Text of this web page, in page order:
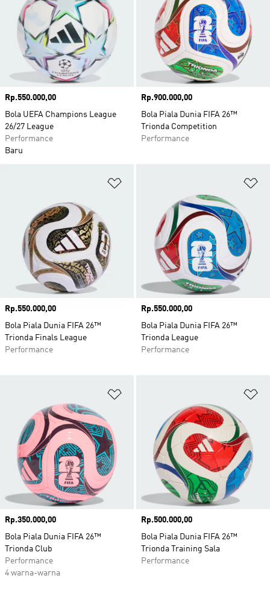
Harga
Rp.550.000,00
Bola UEFA Champions League
26/27 League
Performance
Baru
Harga
Rp.900.000,00
Bola Piala Dunia FIFA 26™
Trionda Competition
Performance
Harga
Rp.550.000,00
Bola Piala Dunia FIFA 26™
Trionda Finals League
Performance
Harga
Rp.550.000,00
Bola Piala Dunia FIFA 26™
Trionda League
Performance
Harga
Rp.350.000,00
Bola Piala Dunia FIFA 26™
Trionda Club
Performance
4 warna-warna
Harga
Rp.500.000,00
Bola Piala Dunia FIFA 26™
Trionda Training Sala
Performance